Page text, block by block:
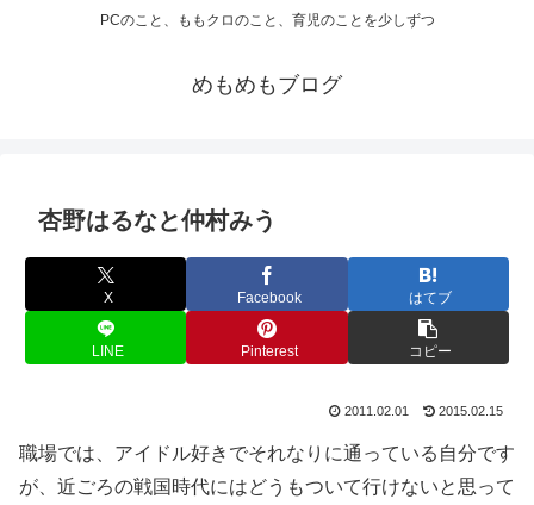
PCのこと、ももクロのこと、育児のことを少しずつ
めもめもブログ
杏野はるなと仲村みう
X Facebook はてブ
LINE Pinterest コピー
2011.02.01 2015.02.15
職場では、アイドル好きでそれなりに通っている自分です
が、近ごろの戦国時代にはどうもついて行けないと思って